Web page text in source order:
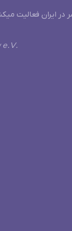
ایران فعالیت
e.V.